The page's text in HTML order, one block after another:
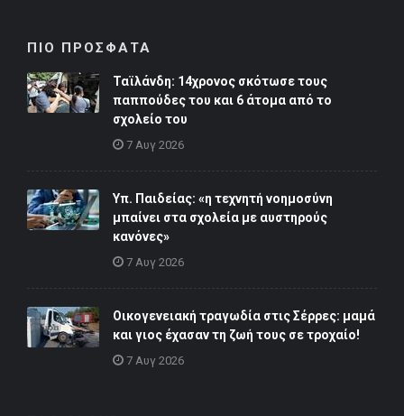
ΠΙΟ ΠΡΟΣΦΑΤΑ
Ταϊλάνδη: 14χρονος σκότωσε τους
παππούδες του και 6 άτομα από το
σχολείο του
7 Αυγ 2026
Υπ. Παιδείας: «η τεχνητή νοημοσύνη
μπαίνει στα σχολεία με αυστηρούς
κανόνες»
7 Αυγ 2026
Οικογενειακή τραγωδία στις Σέρρες: μαμά
και γιος έχασαν τη ζωή τους σε τροχαίο!
7 Αυγ 2026